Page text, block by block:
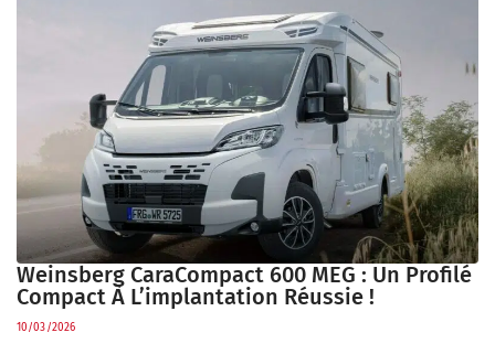
Weinsberg CaraCompact 600 MEG : Un Profilé
Compact À L’implantation Réussie !
10/03/2026